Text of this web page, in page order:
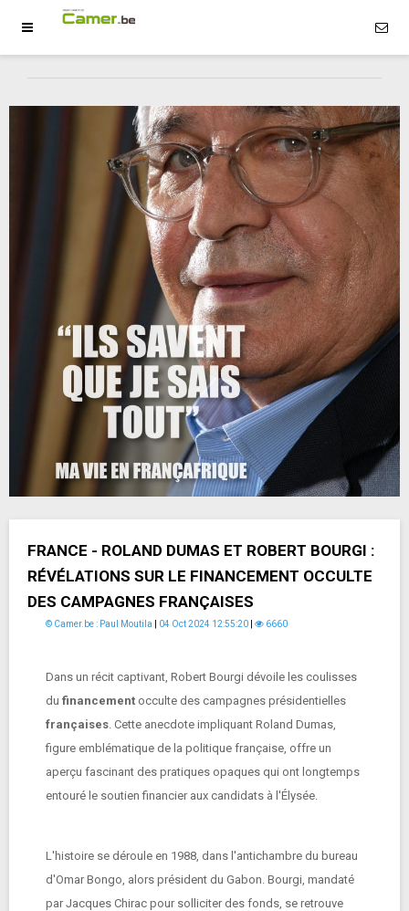
FRANCE - ROLAND DUMAS ET ROBERT BOURGI :
RÉVÉLATIONS SUR LE FINANCEMENT OCCULTE
DES CAMPAGNES FRANÇAISES
© Camer.be : Paul Moutila 04 Oct 2024 12:55:20 6660
Dans un récit captivant, Robert Bourgi dévoile les coulisses
du financement occulte des campagnes présidentielles
françaises. Cette anecdote impliquant Roland Dumas,
figure emblématique de la politique française, offre un
aperçu fascinant des pratiques opaques qui ont longtemps
entouré le soutien financier aux candidats à l'Élysée.
L'histoire se déroule en 1988, dans l'antichambre du bureau
d'Omar Bongo, alors président du Gabon. Bourgi, mandaté
par Jacques Chirac pour solliciter des fonds, se retrouve